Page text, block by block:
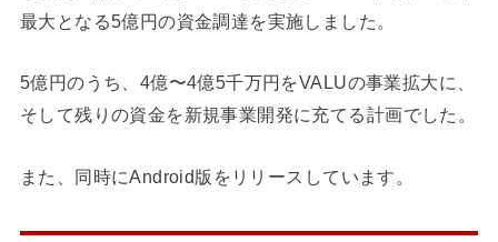
最大となる5億円の資金調達を実施しました。
5億円のうち、4億〜4億5千万円をVALUの事業拡大に、
そして残りの資金を新規事業開発に充てる計画でした。
また、同時にAndroid版をリリースしています。